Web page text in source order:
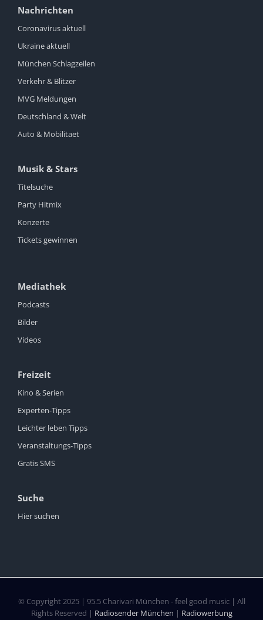
Nachrichten
Coronavirus aktuell
Ukraine aktuell
München Schlagzeilen
Verkehr & Blitzer
MVG Meldungen
Deutschland & Welt
Auto & Mobilitaet
Musik & Stars
Titelsuche
Party Hitmix
Konzerte
Tickets gewinnen
Mediathek
Podcasts
Bilder
Videos
Freizeit
Kino & Serien
Experten-Tipps
Leichter leben Tipps
Veranstaltungs-Tipps
Gratis SMS
Suche
Hier suchen
© Copyright 2025 | 95.5 Charivari München - feel good music | All
Rights Reserved | Radiosender München | Radiowerbung